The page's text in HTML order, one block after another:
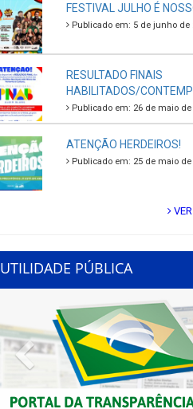
FESTIVAL JULHO É
Publicado em: 5 de junho de
RESULTADO FINAIS
HABILITADOS/
Publicado em: 26 de maio de
ATENÇÃO HERDEIROS!
Publicado em: 25 de maio de
UTILIDADE PÚBLICA
Previous